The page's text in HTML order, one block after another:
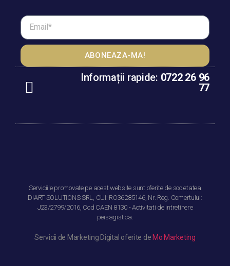
ABONEAZA-MA!
Informații rapide: 0722 26 96
77
Serviciile promovate pe acest website sunt oferite de societatea
DIART SOLUTIONS SRL, CUI: RO36285146, Nr. Reg. Comertului:
J23/2799/2016, Cod CAEN 8130 - Activitati de intretinere
peisagistica.
Servicii de Marketing Digital oferite deMo Marketing